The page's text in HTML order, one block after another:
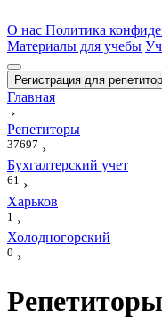
О нас Политика
Материалы для учебы
Регистрация для
Главная
›
Репетиторы
37697 ›
Бухгалтерский учет
61 ›
Харьков
1 ›
Холодногорский
0 ›